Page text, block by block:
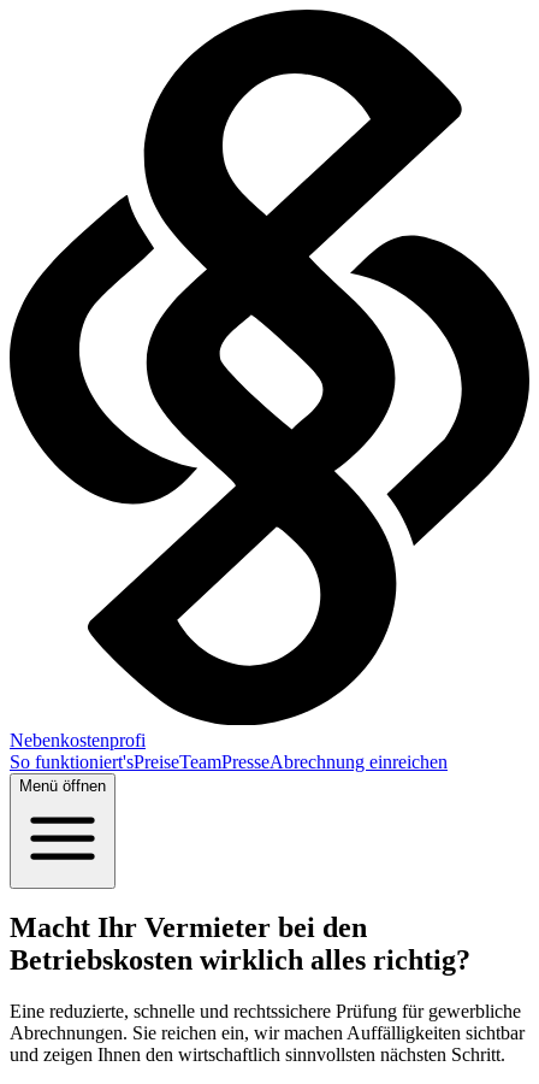
Nebenkostenprofi
So funktioniert'sPreiseTeamPresseAbrechnung einreichen
Menü öffnen
Macht Ihr Vermieter bei den
Betriebskosten wirklich alles richtig?
Eine reduzierte, schnelle und rechtssichere Prüfung für gewerbliche
Abrechnungen. Sie reichen ein, wir machen Auffälligkeiten sichtbar
und zeigen Ihnen den wirtschaftlich sinnvollsten nächsten Schritt.